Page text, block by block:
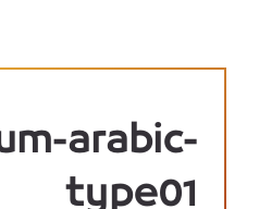
arabic-
type01